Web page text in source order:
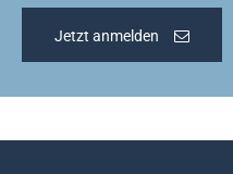
Jetzt anmelden